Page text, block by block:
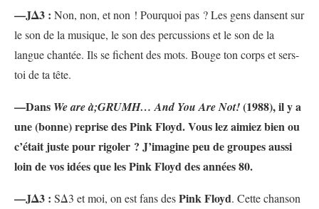
—JΔ3 : Non, non, et non ! Pourquoi pas ? Les gens dansent sur
le son de la musique, le son des percussions et le son de la
langue chantée. Ils se fichent des mots. Bouge ton corps et sers-
toi de ta tête.
—Dans We areà;GRUMH…And You Are Not!(1988), il y a
une (bonne) reprise des Pink Floyd. Vous lez aimiez bien ou
c’était juste pour rigoler ? J’imagine peu de groupes aussi
loin de vos idées que les Pink Floyd des années 80.
—JΔ3 : SΔ3 et moi, on est fans desPink Floyd. Cette chanson